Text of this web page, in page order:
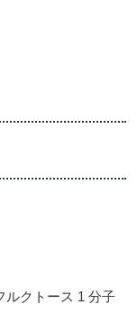
ルクトース 1 分子